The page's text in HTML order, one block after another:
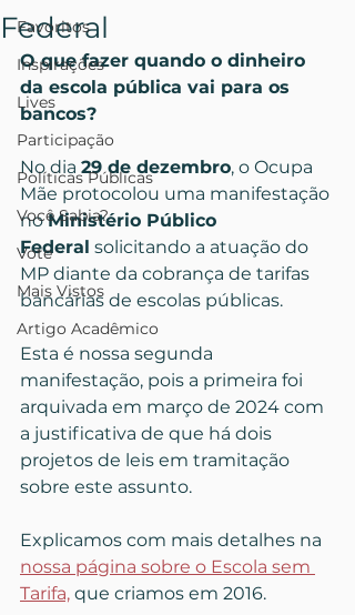
Favoritos
Inspirações
Lives
Participação
Políticas Públicas
Você Sabia?
Vote
Mais Vistos
Artigo Acadêmico
Federal
O que fazer quando o dinheiro
da escola pública vai para os
bancos?
No dia 29 de dezembro, o Ocupa
Mãe protocolou uma manifestação
no Ministério Público
Federal solicitando a atuação do
MP diante da cobrança de tarifas
bancárias de escolas públicas.
Esta é nossa segunda
manifestação, pois a primeira foi
arquivada em março de 2024 com
a justificativa de que há dois
projetos de leis em tramitação
sobre este assunto.
Explicamos com mais detalhes na
nossa página sobre o Escola sem
Tarifa, que criamos em 2016.